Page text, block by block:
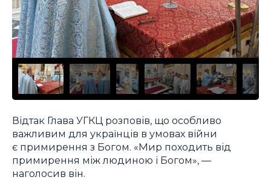
Відтак Глава УГКЦ розповів, що особливо
важливим для українців в умовах війни
є примирення з Богом. «Мир походить від
примирення між людиною і Богом», —
наголосив він.